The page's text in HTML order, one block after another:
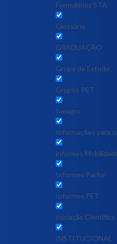
Formulários STA
Glossário
GRADUAÇÃO
Grupo de Estudo
Grupos PET
Ineagro
Informações para
informes
Informes Parfor
Informes PET
Iniciação Científica
INSTITUCIONAL